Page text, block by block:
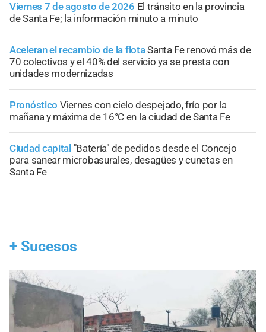
Viernes 7 de agosto de 2026 El tránsito en la provincia
de Santa Fe; la información minuto a minuto
Aceleran el recambio de la flotaSanta Fe renovó más de
70 colectivos y el 40% del servicio ya se presta con
unidades modernizadas
Pronóstico Viernes con cielo despejado, frío por la
mañana y máxima de 16°C en la ciudad de Santa Fe
Ciudad capital "Batería" de pedidos desde el Concejo
para sanear microbasurales, desagües y cunetas en
Santa Fe
+ Sucesos